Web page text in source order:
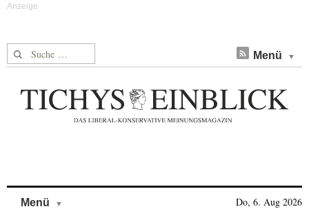
Suche nach: Menü
Menü Do, 6. Aug 2026